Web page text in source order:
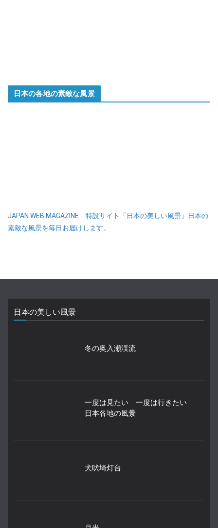
日本の各地の素敵な風景
JAPAN WEB MAGAZINE 特設サイト「日本の美しい風景」日本の
素敵な風景を毎日お届けします。
日本の美しい風景
冬の奥入瀬渓流
一度は見たい 一度は行きたい
日本各地の風景
犬吠埼灯台